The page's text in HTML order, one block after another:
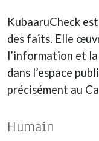
KubaaruCheck
des faits. Elle
l’information et
dans l’espace
précisément au
Humain